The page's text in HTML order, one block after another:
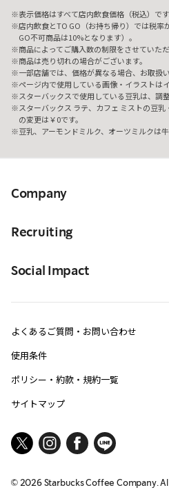
表示価格はすべて店内飲食価格（税込）です
店内飲食とTO GO（お持ち帰り）では税
GO不可商品は10%となります）。
商品によってご購入数の制限をさせていた
商品は売り切れの場合がございます。
一部店舗では、価格が異なる場合、お取扱
ページ内で使用している画像・イラストは
スターバックスで使用している豆乳は、調
スターバックス ラテ、カフェ ミストの豆
の変更は￥0です。
豆乳、アーモンドミルク、オーツミルクは
Company
Recruiting
Social Impact
よくあるご質問・お問い合わせ
使用条件
ポリシー・約款・規約一覧
サイトマップ
© 2026Starbucks Coffee Company.